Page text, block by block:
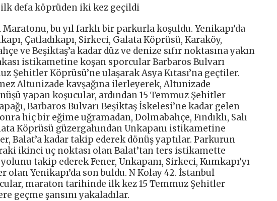
defa köprüden iki kez geçildi
bu yıl farklı bir parkurla koşuldu. Yenikapı’da
Çatladıkapı, Sirkeci, Galata Köprüsü, Karaköy,
ve Beşiktaş’a kadar düz ve denize sıfır noktasına yakın
istikametine koşan sporcular Barbaros Bulvarı
Şehitler Köprüsü’ne ulaşarak Asya Kıtası’na geçtiler.
Altunizade kavşağına ilerleyerek, Altunizade
yapan koşucular, ardından 15 Temmuz Şehitler
Barbaros Bulvarı Beşiktaş İskelesi’ne kadar gelen
hiç bir eğime uğramadan, Dolmabahçe, Fındıklı, Salı
Köprüsü güzergahından Unkapanı istikametine
Balat’a kadar takip ederek dönüş yaptılar. Parkurun
ikinci uç noktası olan Balat’tan ters istikamette
takip ederek Fener, Unkapanı, Sirkeci, Kumkapı’yı
olan Yenikapı’da son buldu. N Kolay 42. İstanbul
maraton tarihinde ilk kez 15 Temmuz Şehitler
geçme şansını yakaladılar.